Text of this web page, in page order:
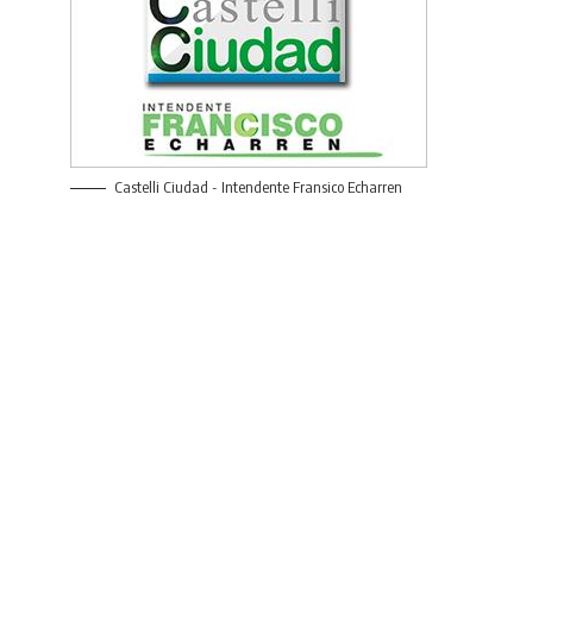
Castelli Ciudad - Intendente Fransico Echarren